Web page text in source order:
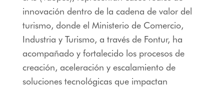
innovación dentro de la cadena de valor del
turismo, donde el Ministerio de Comercio,
Industria y Turismo, a través de Fontur, ha
acompañado y fortalecido los procesos de
creación, aceleración y escalamiento de
soluciones tecnológicas que impactan